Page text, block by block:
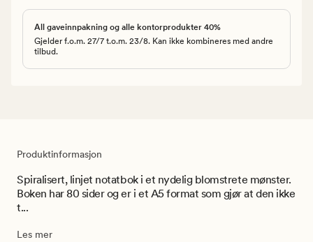
All gaveinnpakning og alle kontorprodukter 40%
Gjelder f.o.m. 27/7 t.o.m. 23/8. Kan ikke kombineres med andre
tilbud.
Produktinformasjon
Spiralisert, linjet notatbok i et nydelig blomstrete mønster.
Boken har 80 sider og er i et A5 format som gjør at den ikke
t...
Les mer